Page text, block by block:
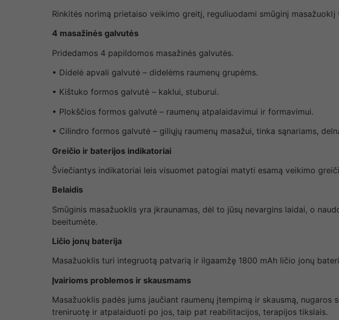
Rinkitės norimą prietaiso veikimo greitį, reguliuodami smūginį
4 masažinės galvutės
Pridedamos 4 papildomos masažinės galvutės.
• Didelė apvali galvutė – didelėms raumenų grupėms.
• Kištuko formos galvutė – kaklui, stuburui.
• Plokščios formos galvutė – raumenų atpalaidavimui ir formavimui.
• Cilindro formos galvutė – giliųjų raumenų masažui, tinka sąnariams,
Greičio ir baterijos indikatoriai
Šviečiantys indikatoriai leis visuomet patogiai matyti esamą veikimo
Belaidis
Smūginis masažuoklis yra įkraunamas, dėl to jūsų nevargins laidai, o
beeitumėte.
Ličio jonų baterija
Masažuoklis turi integruotą patvarią ir ilgaamžę 1800 mAh ličio jonų
Įvairioms problemos ir skausmams
Masažuoklis padės jums jaučiant raumenų įtempimą ir skausmą,
treniruotę ir atpalaiduoti po jos, taip pat reabilitacijos, terapijos tikslais.